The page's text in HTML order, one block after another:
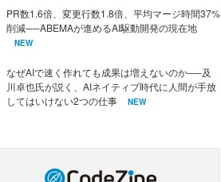
PR数1.6倍、変更行数1.8倍、平均マージ時間37%
削減──ABEMAが進めるAI駆動開発の現在地
NEW
なぜAIで速く作れても成果は増えないのか──及
川卓也氏が説く、AIネイティブ時代に人間が手放
してはいけない2つの仕事
NEW